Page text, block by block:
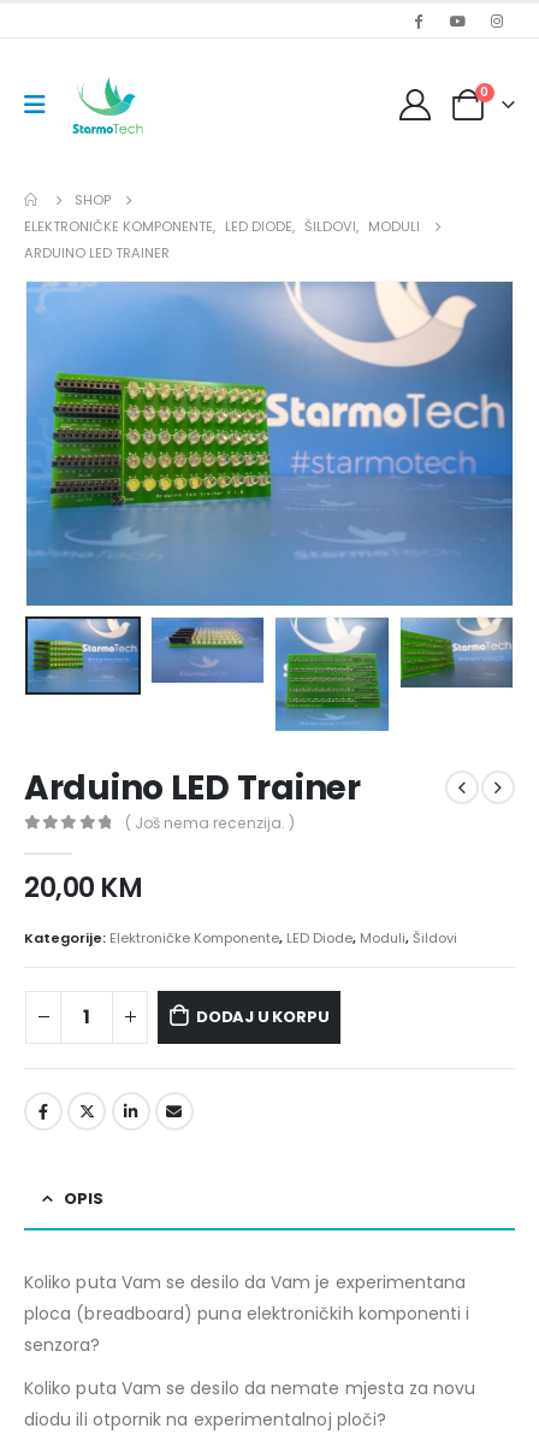
0
SHOP
ELEKTRONIČKE KOMPONENTE, LED DIODE, ŠILDOVI, MODULI
ARDUINO LED TRAINER
Arduino LED Trainer
( Još nema recenzija. )
20,00 KM
Kategorije: Elektroničke Komponente, LED Diode, Moduli,Šildovi
DODAJ U KORPU
OPIS
Koliko puta Vam se desilo da Vam je experimentana
ploca (breadboard) puna elektroničkih komponenti i
senzora?
Koliko puta Vam se desilo da nemate mjesta za novu
diodu ili otpornik na experimentalnoj ploči?